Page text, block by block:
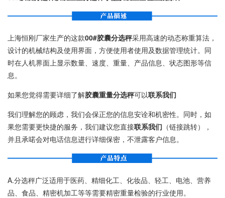
上海恒刚厂家生产的这款00#胶囊分选秤采用高速的动态称重算法，
设计的机械结构及使用界面，方便使用者使用及数据管理统计。同
时在人机界面上显示数量、速度、重量、产品信息、状态图形等信
息。
如果您觉得需要详细了解胶囊重量分选秤可以联系我们
我们理解您的顾虑，我们会保正您的信息安诠和机密性。同时，如
果您需要更快捷的服务，我们建议您直接联系我们 （链接跳转），
并且承喏会对电话信息进行详细保密，不泄露客户信息。
A.分选秤广泛适用于医药、精细化工、化妆品、轻工、电池、营养
品、食品、精密机加工等等需要精密重量检验的行业使用。